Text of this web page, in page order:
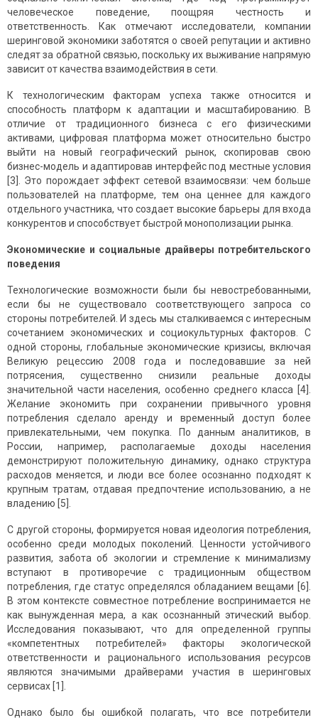
человеческое поведение, поощряя честность и
ответственность. Как отмечают исследователи, компании
шеринговой экономики заботятся о своей репутации и активно
следят за обратной связью, поскольку их выживание напрямую
зависит от качества взаимодействия в сети.
К технологическим факторам успеха также относится и
способность платформ к адаптации и масштабированию. В
отличие от традиционного бизнеса с его физическими
активами, цифровая платформа может относительно быстро
выйти на новый географический рынок, скопировав свою
бизнес-модель и адаптировав интерфейс под местные условия
[3]. Это порождает эффект сетевой взаимосвязи: чем больше
пользователей на платформе, тем она ценнее для каждого
отдельного участника, что создает высокие барьеры для входа
конкурентов и способствует быстрой монополизации рынка.
Экономические и социальные драйверы потребительского
поведения
Технологические возможности были бы невостребованными,
если бы не существовало соответствующего запроса со
стороны потребителей. И здесь мы сталкиваемся с интересным
сочетанием экономических и социокультурных факторов. С
одной стороны, глобальные экономические кризисы, включая
Великую рецессию 2008 года и последовавшие за ней
потрясения, существенно снизили реальные доходы
значительной части населения, особенно среднего класса [4].
Желание экономить при сохранении привычного уровня
потребления сделало аренду и временный доступ более
привлекательными, чем покупка. По данным аналитиков, в
России, например, располагаемые доходы населения
демонстрируют положительную динамику, однако структура
расходов меняется, и люди все более осознанно подходят к
крупным тратам, отдавая предпочтение использованию, а не
владению [5].
С другой стороны, формируется новая идеология потребления,
особенно среди молодых поколений. Ценности устойчивого
развития, забота об экологии и стремление к минимализму
вступают в противоречие с традиционным обществом
потребления, где статус определялся обладанием вещами [6].
В этом контексте совместное потребление воспринимается не
как вынужденная мера, а как осознанный этический выбор.
Исследования показывают, что для определенной группы
«компетентных потребителей» факторы экологической
ответственности и рационального использования ресурсов
являются значимыми драйверами участия в шеринговых
сервисах [1].
Однако было бы ошибкой полагать, что все потребители